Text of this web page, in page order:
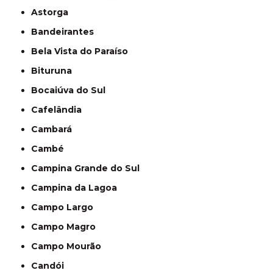
Astorga
Bandeirantes
Bela Vista do Paraíso
Bituruna
Bocaiúva do Sul
Cafelândia
Cambará
Cambé
Campina Grande do Sul
Campina da Lagoa
Campo Largo
Campo Magro
Campo Mourão
Candói